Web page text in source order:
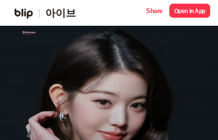
아이브 Share Open in App